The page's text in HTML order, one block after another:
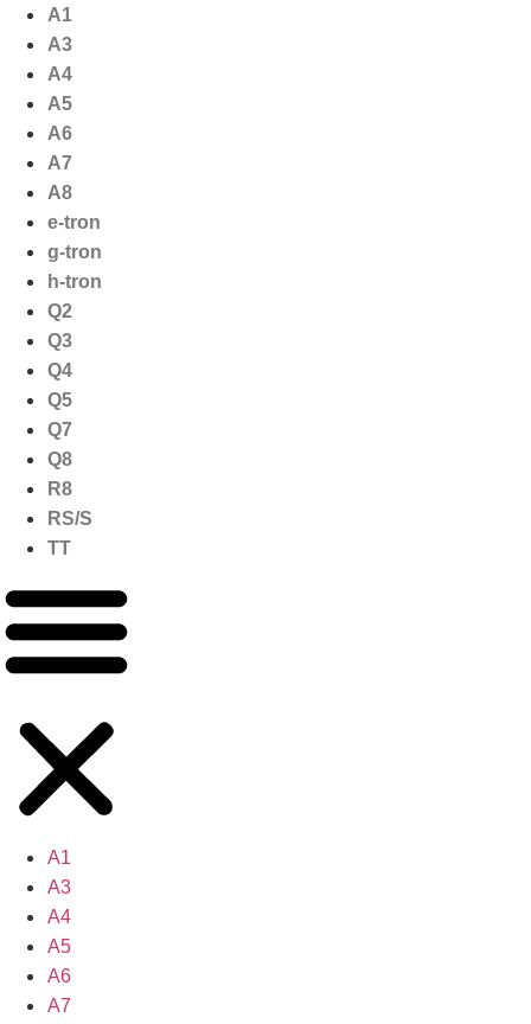
naar
inhoud
A1
A3
A4
A5
A6
A7
A8
e-tron
g-tron
h-tron
Q2
Q3
Q4
Q5
Q7
Q8
R8
RS/S
TT
A1
A3
A4
A5
A6
A7